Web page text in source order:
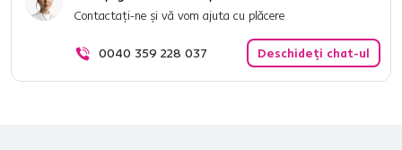
Contactați-ne și vă vom ajuta cu plăcere
0040 359 228 037 Deschideți chat-ul